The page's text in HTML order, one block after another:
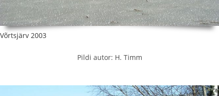
Võrtsjärv 2003
Pildi autor: H. Timm